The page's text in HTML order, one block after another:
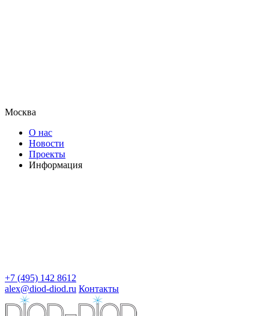
Москва
О нас
Новости
Проекты
Информация
+7 (495) 142 8612
alex@diod-diod.ru Контакты